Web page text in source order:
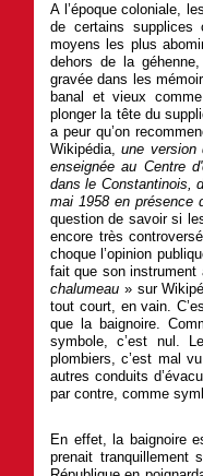
A l’époque coloniale,
de certains
moyens les plus
dehors de la
gravée dans les
banal et vieux
plonger la tête du
a peur qu’on
Wikipédia,une version
enseignée au Centre
dans le Constantinois,
mai 1958 en présence
question de savoir si
encore très
choque l’opinion
fait que son instrument
chalumeau » sur
tout court, en vain.
que la baignoire.
symbole, c’est nul.
plombiers, c’est mal
autres conduits
par contre, comme
En effet, la baignoire
prenait tranquillement